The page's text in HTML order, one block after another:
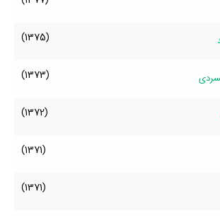
(1375)
(1373)
(1372)
(1371)
(1371)